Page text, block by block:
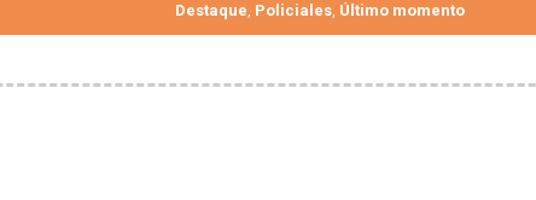
Destaque, Policiales, Último momento